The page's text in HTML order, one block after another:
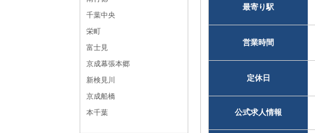
千葉中央
栄町
富士見
京成幕張本郷
新検見川
京成船橋
本千葉
最寄り駅
営業時間
定休日
公式求人情報